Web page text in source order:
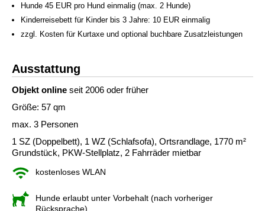
Hunde 45 EUR pro Hund einmalig (max. 2 Hunde)
Kinderreisebett für Kinder bis 3 Jahre: 10 EUR einmalig
zzgl. Kosten für Kurtaxe und optional buchbare Zusatzleistungen
Ausstattung
Objekt online seit 2006 oder früher
Größe: 57 qm
max. 3 Personen
1 SZ (Doppelbett), 1 WZ (Schlafsofa), Ortsrandlage, 1770 m²
Grundstück, PKW-Stellplatz, 2 Fahrräder mietbar
kostenloses WLAN
Hunde erlaubt unter Vorbehalt (nach vorheriger
Rücksprache)